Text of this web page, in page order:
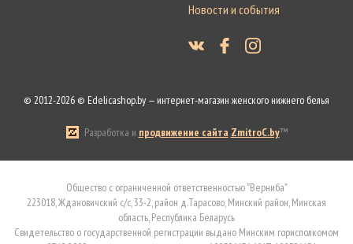
Новости и события
© 2012-2026 © Edelicashop.by — интернет-магазин женского нижнего белья
Разработка и продвижение сайта ZmitroC.by™
Общество с ограниченной ответственностью "Верниба"
223018, Ждановичский с/с, 33-2, район д.Тарасово, Минский район, Минская
область, Республика Беларусь
Свидетельство о государственной регистрации выдано Минским горисполкомом